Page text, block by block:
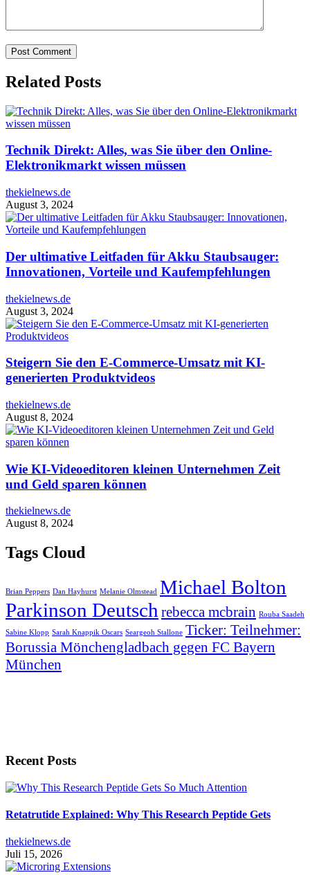
Related Posts
Technik Direkt: Alles, was Sie über den Online-
Elektronikmarkt wissen müssen
thekielnews.de
August 3, 2024
Der ultimative Leitfaden für Akku Staubsauger:
Innovationen, Vorteile und Kaufempfehlungen
thekielnews.de
August 3, 2024
Steigern Sie den E-Commerce-Umsatz mit KI-
generierten Produktvideos
thekielnews.de
August 8, 2024
Wie KI-Videoeditoren kleinen Unternehmen Zeit
und Geld sparen können
thekielnews.de
August 8, 2024
Tags Cloud
Brian Peppers Dan Hayhurst Melanie Olmstead Michael Bolton
Parkinson Deutsch rebecca mcbrain Rouba Saadeh
Sabine Klopp Sarah Knappik Oscars Seargeoh Stallone Ticker: Teilnehmer:
Borussia Mönchengladbach gegen FC Bayern
München
Recent Posts
Retatrutide Explained: Why This Research Peptide Gets
thekielnews.de
Juli 15, 2026